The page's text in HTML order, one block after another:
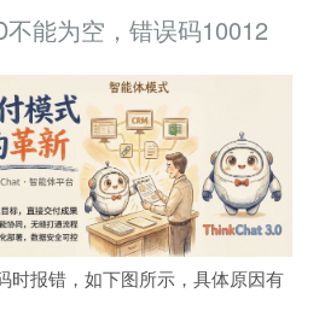
能为空，错误码10012
时报错，如下图所示，具体原因有